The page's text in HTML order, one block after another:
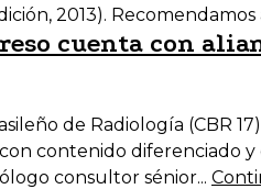
2013). Recomendamos
cuenta con
de Radiología (CBR
contenido diferenciado
consultor sénior...